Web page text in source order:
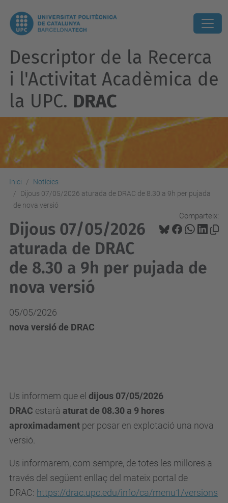
Descriptor de la Recerca
i l'Activitat Acadèmica de
la UPC. DRAC
Inici
Notícies
Dijous 07/05/2026 aturada de DRAC de 8.30 a 9h per pujada
de nova versió
Comparteix:
Dijous 07/05/2026
aturada de DRAC
de 8.30 a 9h per pujada de
nova versió
05/05/2026
nova versió de DRAC
Us informem que el dijous 07/05/2026
DRAC estarà aturat de 08.30 a 9 hores
aproximadament per posar en explotació una nova
versió.
Us informarem, com sempre, de totes les millores a
través del següent enllaç del mateix portal de
DRAC: https://drac.upc.edu/info/ca/menu1/versions